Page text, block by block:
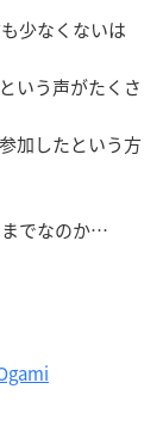
少なくないは
いう声がたくさ
加したという方
でなのか…